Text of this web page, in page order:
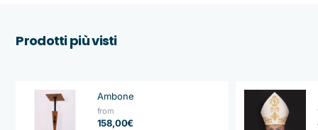
Prodotti più visti
Ambone
from
158,00€